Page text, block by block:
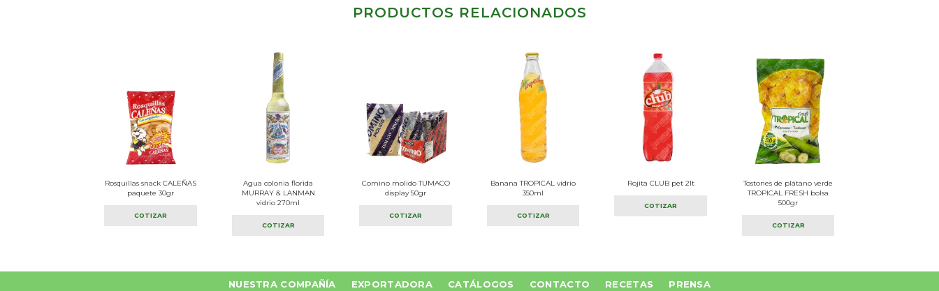
PRODUCTOS RELACIONADOS
Rosquillas snack CALEÑAS
paquete 30gr
COTIZAR
Agua colonia florida
MURRAY & LANMAN
vidrio 270ml
COTIZAR
Comino molido TUMACO
display 50gr
COTIZAR
Banana TROPICAL vidrio
350ml
COTIZAR
Rojita CLUB pet 2lt
COTIZAR
Tostones de plátano verde
TROPICAL FRESH bolsa
500gr
COTIZAR
NUESTRA COMPAÑÍA EXPORTADORA CATÁLOGOS CONTACTO RECETAS PRENSA